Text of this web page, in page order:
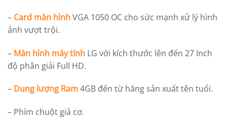
– Card màn hìnhVGA 1050 OC cho sức mạnh xử lý hình
ảnh vượt trội.
– Màn hình máy tính LG với kích thước lên đến 27 Inch
độ phân giải Full HD.
– Dung lượng Ram4GB đến từ hãng sản xuất tên tuổi.
– Phím chuột giả cơ.